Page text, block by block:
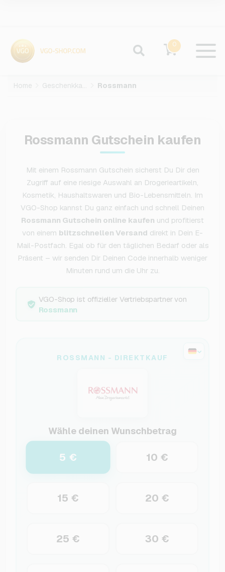
0
Home Geschenkkarten Rossmann
Rossmann Gutschein kaufen
Mit einem Rossmann Gutschein sicherst Du Dir den
Zugriff auf eine riesige Auswahl an Drogerieartikeln,
Kosmetik, Haushaltswaren und Bio-Lebensmitteln. Im
VGO-Shop kannst Du ganz einfach und schnell Deinen
Rossmann Gutschein online kaufen und profitierst
von einem blitzschnellen Versand direkt in Dein E-
Mail-Postfach. Egal ob für den täglichen Bedarf oder als
Präsent – wir senden Dir Deinen Code innerhalb weniger
Minuten rund um die Uhr zu.
VGO-Shop ist offizieller Vertriebspartner von
Rossmann
ROSSMANN - DIREKTKAUF
Wähle deinen Wunschbetrag
5 € 10 €
15 € 20 €
25 € 30 €